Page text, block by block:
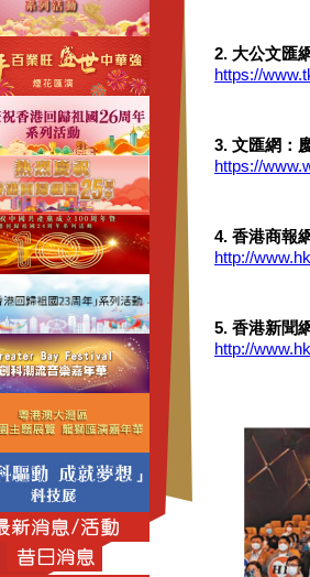
2. 大公文匯
https://
3. 文匯網：
https://
4. 香港商報
http://
5. 香港新聞
http://